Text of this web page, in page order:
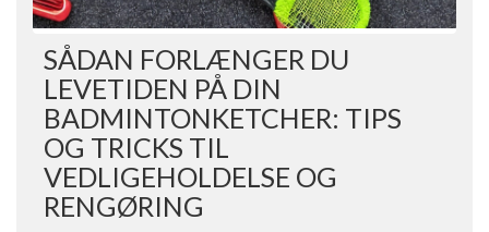
SÅDAN FORLÆNGER DU
LEVETIDEN PÅ DIN
BADMINTONKETCHER: TIPS
OG TRICKS TIL
VEDLIGEHOLDELSE OG
RENGØRING